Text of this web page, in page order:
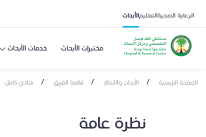
الرعاية الصحيةالتعليمالأبحاث
مختبرات الأبحاث خدمات الأبحاث
الصفحة الرئيسية / الأبحاث والابتكار / قائمة الفريق / شادي كامل
نظرة عامة